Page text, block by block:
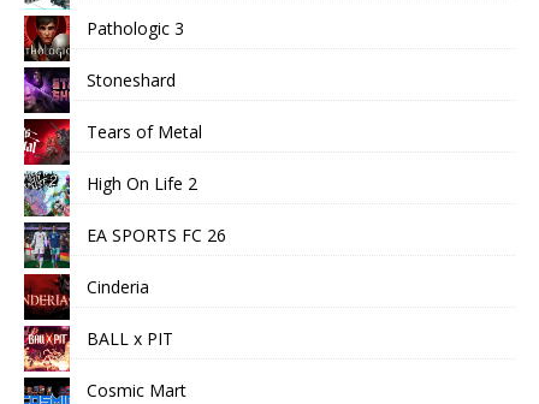
Pathologic 3
Stoneshard
Tears of Metal
High On Life 2
EA SPORTS FC 26
Cinderia
BALL x PIT
Cosmic Mart